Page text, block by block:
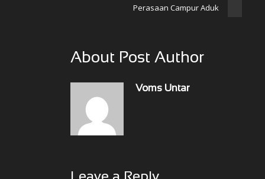
Perasaan Campur Aduk
About Post Author
Voms Untar